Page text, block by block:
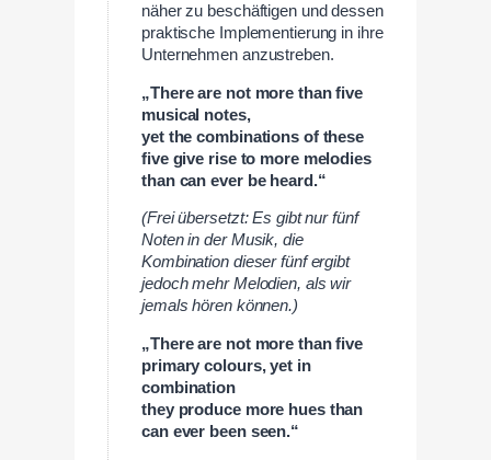
näher zu beschäftigen und dessen
praktische Implementierung in ihre
Unternehmen anzustreben.
„There are not more than five
musical notes,
yet the combinations of these
five give rise to more melodies
than can ever be heard.“
(Frei übersetzt: Es gibt nur fünf
Noten in der Musik, die
Kombination dieser fünf ergibt
jedoch mehr Melodien, als wir
jemals hören können.)
„There are not more than five
primary colours, yet in
combination
they produce more hues than
can ever been seen.“